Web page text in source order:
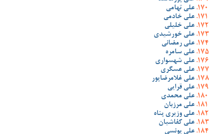
علی تهامی
علی خادمی
علی خلیلی
علی خورشیدی
علی رمضانی
علی سامره
علی شهسواری
علی عسگری
علی غلامرضاپور
علی قرایی
علی محمدی
علی مرزبان
علی وزیری پناه
علی کفاشیان
علی یونسی